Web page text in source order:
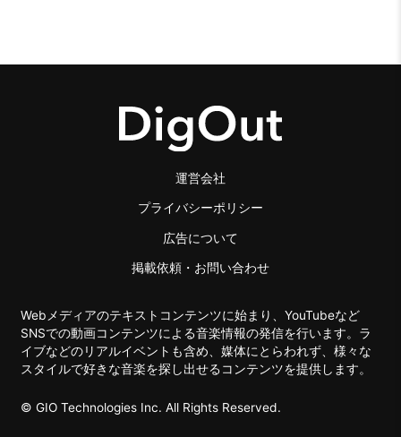
運営会社
プライバシーポリシー
広告について
掲載依頼・お問い合わせ
Webメディアのテキストコンテンツに始まり、YouTubeなど
SNSでの動画コンテンツによる音楽情報の発信を行います。ラ
イブなどのリアルイベントも含め、媒体にとらわれず、様々な
スタイルで好きな音楽を探し出せるコンテンツを提供します。
© GIO Technologies Inc. All Rights Reserved.